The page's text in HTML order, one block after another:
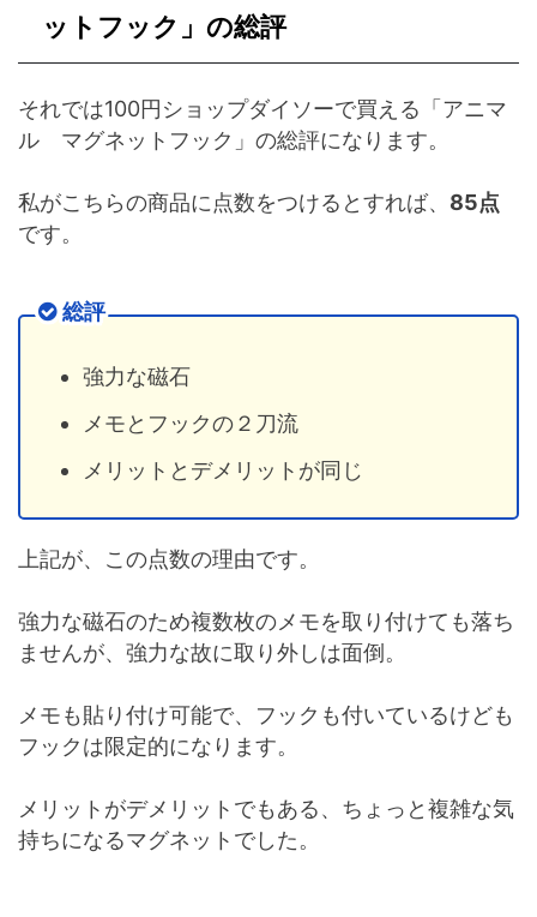
ットフック」の総評
それでは100円ショップダイソーで買える「アニマ
ル マグネットフック」の総評になります。
私がこちらの商品に点数をつけるとすれば、 85点
です。
総評
強力な磁石
メモとフックの２刀流
メリットとデメリットが同じ
上記が、この点数の理由です。
強力な磁石のため複数枚のメモを取り付けても落ち
ませんが、強力な故に取り外しは面倒。
メモも貼り付け可能で、フックも付いているけども
フックは限定的になります。
メリットがデメリットでもある、ちょっと複雑な気
持ちになるマグネットでした。